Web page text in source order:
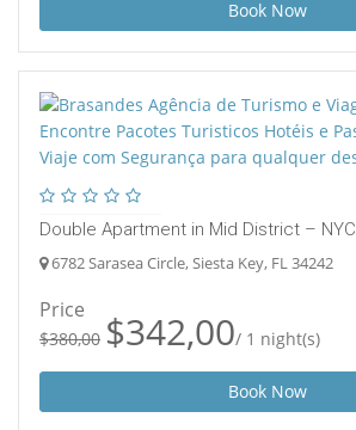
Book Now
Double Apartment in Mid District – NYC
6782 Sarasea Circle, Siesta Key, FL 34242
Price
$380,00 $342,00/ 1 night(s)
Book Now